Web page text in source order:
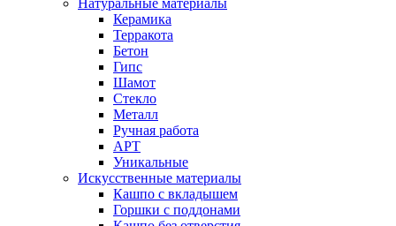
Керамика
Терракота
Бетон
Гипс
Шамот
Стекло
Металл
Ручная работа
АРТ
Уникальные
Искусственные материалы
Кашпо с вкладышем
Горшки с поддонами